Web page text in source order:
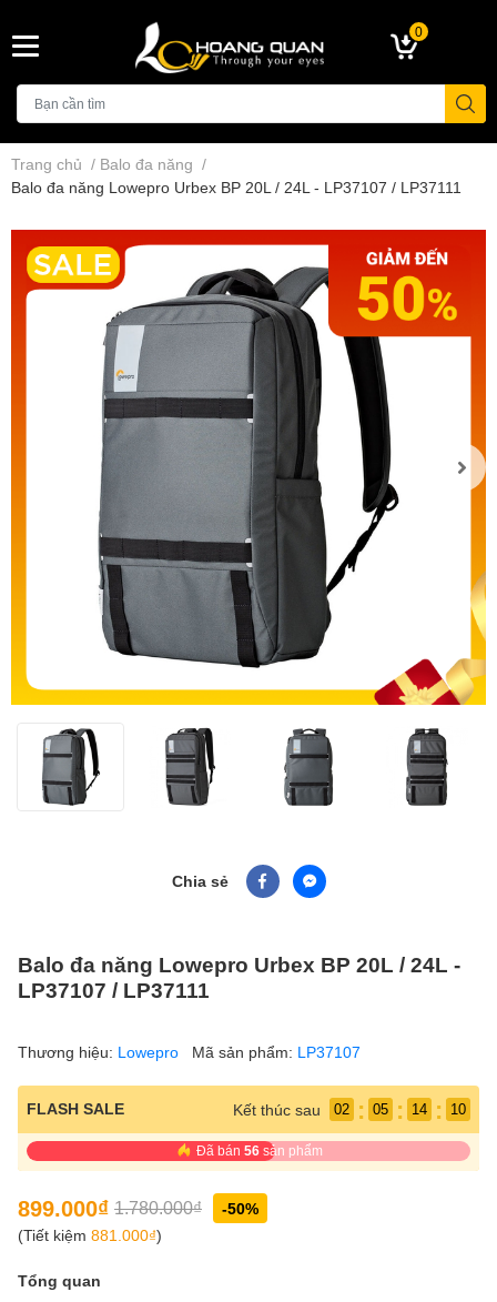
0
Trang chủ / Balo đa năng /
Balo đa năng Lowepro Urbex BP 20L / 24L - LP37107 / LP37111
Chia sẻ
Balo đa năng Lowepro Urbex BP 20L / 24L -
LP37107 / LP37111
Thương hiệu: Lowepro Mã sản phẩm: LP37107
FLASH SALE Kết thúc sau 02 : 05 : 14 : 10
Đã bán 56sản phẩm
899.000₫ 1.780.000₫
-50%
(Tiết kiệm 881.000₫)
Tổng quan